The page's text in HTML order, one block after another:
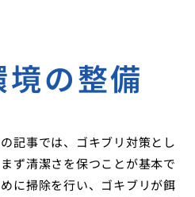
の整備
記事では、ゴキブリ対策とし
ず清潔さを保つことが基本で
に掃除を行い、ゴキブリが餌